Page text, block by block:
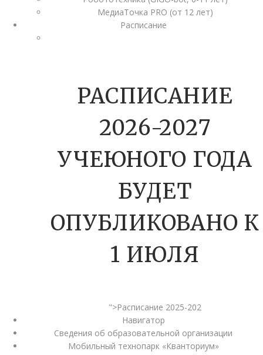
МедиаТочка PRO (от 12 лет)
Расписание
РАСПИСАНИЕ
2026-2027
УЧЕЮНОГО ГОДА
БУДЕТ
ОПУБЛИКОВАНО К
1 ИЮЛЯ
">Расписание 2025-202
Навигатор
Сведения об образовательной организации
Мобильный технопарк «Кванториум»